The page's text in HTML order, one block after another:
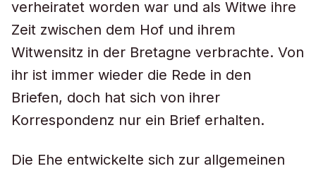
verheiratet worden war und als Witwe ihre
Zeit zwischen dem Hof und ihrem
Witwensitz in der Bretagne verbrachte. Von
ihr ist immer wieder die Rede in den
Briefen, doch hat sich von ihrer
Korrespondenz nur ein Brief erhalten.
Die Ehe entwickelte sich zur allgemeinen